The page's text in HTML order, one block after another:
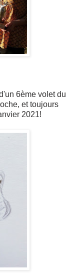
6ème volet du
et toujours
2021!